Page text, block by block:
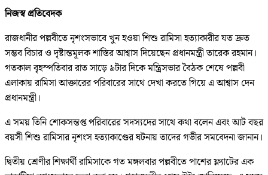
নিজস্ব প্রতিবেদক
রাজধানীর পল্লবীতে নৃশংসভাবে খুন হওয়া শিশু রামিসা হত্যাকারীর যত দ্রুত
সম্ভব বিচার ও দৃষ্টান্তমূলক শাস্তির আশ্বাস দিয়েছেন প্রধানমন্ত্রী তারেক রহমান।
গতকাল বৃহস্পতিবার রাত সাড়ে ৯টার দিকে মন্ত্রিসভার বৈঠক শেষে পল্লবী
এলাকায় রামিসা আক্তারের পরিবারের সাথে দেখা করতে গিয়ে এ আশ্বাস দেন
প্রধানমন্ত্রী।
এ সময় তিনি শোকসন্তপ্ত পরিবারের সদস্যদের সাথে কথা বলেন এবং আট বছর
বয়সী শিশু রামিসার নৃশংস হত্যাকাণ্ডের ঘটনায় তাদের গভীর সমবেদনা জানান।
দ্বিতীয় শ্রেণীর শিক্ষার্থী রামিসাকে গত মঙ্গলবার পল্লবীতে পাশের ফ্ল্যাটের এক